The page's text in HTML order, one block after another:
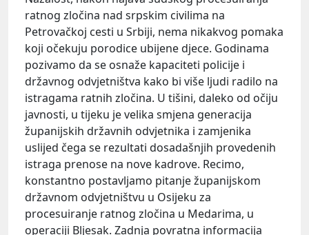
ratnog zločina nad srpskim civilima na
Petrovačkoj cesti u Srbiji, nema nikakvog pomaka
koji očekuju porodice ubijene djece. Godinama
pozivamo da se osnaže kapaciteti policije i
državnog odvjetništva kako bi više ljudi radilo na
istragama ratnih zločina. U tišini, daleko od očiju
javnosti, u tijeku je velika smjena generacija
županijskih državnih odvjetnika i zamjenika
uslijed čega se rezultati dosadašnjih provedenih
istraga prenose na nove kadrove. Recimo,
konstantno postavljamo pitanje županijskom
državnom odvjetništvu u Osijeku za
procesuiranje ratnog zločina u Medarima, u
operaciji Bljesak. Zadnja povratna informacija